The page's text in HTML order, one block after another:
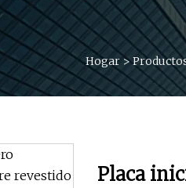
Hogar>
Placa